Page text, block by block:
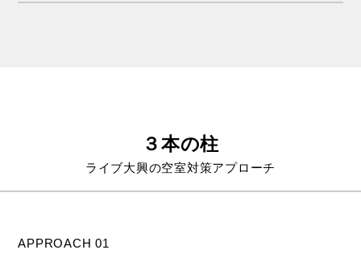
３本の柱
ライブ大興の空室対策アプローチ
APPROACH 01